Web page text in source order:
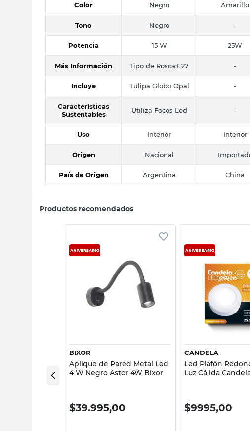
Color Negro Amarillo
Tono Negro -
Potencia 15 W 25W
Más Información Tipo de Rosca:E27 -
Incluye Tulipa Globo Opal -
Características
Sustentables
Utiliza Focos Led -
Uso Interior Interior
Origen Nacional
País de Origen Argentina China
Productos recomendados
BIXOR
Aplique de Pared Metal Led
4 W Negro Astor 4W Bixor
$39.995,00
Vista
CANDELA
Led Plafón
Luz Cálida
$9995,00